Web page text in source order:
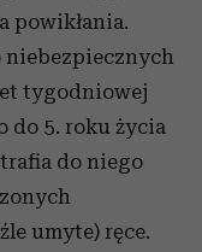
powikłania.
niebezpiecznych
tygodniowej
do 5. roku życia
do niego
umyte) ręce.